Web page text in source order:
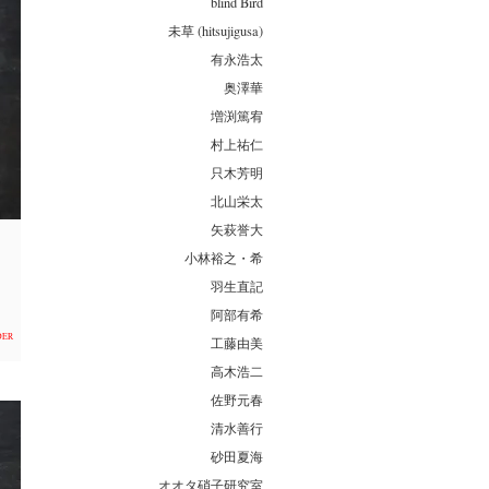
未草 (hitsujigusa)
有永浩太
奥澤華
増渕篤宥
村上祐仁
只木芳明
北山栄太
矢萩誉大
小林裕之・希
羽生直記
阿部有希
工藤由美
高木浩二
佐野元春
清水善行
砂田夏海
オオタ硝子研究室